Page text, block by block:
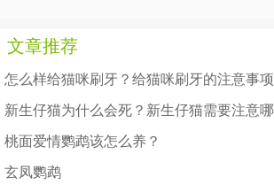
文章推荐
怎么样给猫咪刷牙？给猫咪刷牙的注意事项
桃面爱情鹦鹉该怎么养？
玄凤鹦鹉